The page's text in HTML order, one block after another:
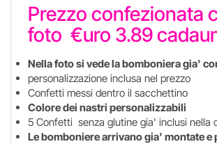
Prezzo confezionata
foto €uro 3.89
Nella foto si vede la bomboniera gia'
personalizzazione inclusa nel prezzo
Confetti messi dentro il sacchettino
Colore dei nastri personalizzabili
5 Confetti senza glutine gia' inclusi nella
Le bomboniere arrivano gia' montate e